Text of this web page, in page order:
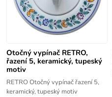
Otočný vypínač RETRO,
řazení 5, keramický, tupeský
motiv
RETRO Otočný vypínač řazení 5,
keramický, tupeský motiv